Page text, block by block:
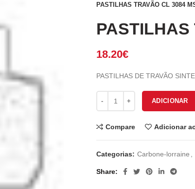
PASTILHAS TRAVÃO CL 3084
PASTILHAS
18.20€
PASTILHAS DE TRAVÃO
ADICIONAR
Compare Adicionar
Categorias: Carbone-lorraine
Share